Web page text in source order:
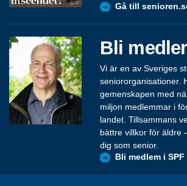
Gå till
Bli
Vi är en av Sveriges
seniororganisationer.
gemenskapen med
miljon medlemmar i
landet. Tillsammans
bättre villkor för äldre
dig som senior.
Bli medlem i